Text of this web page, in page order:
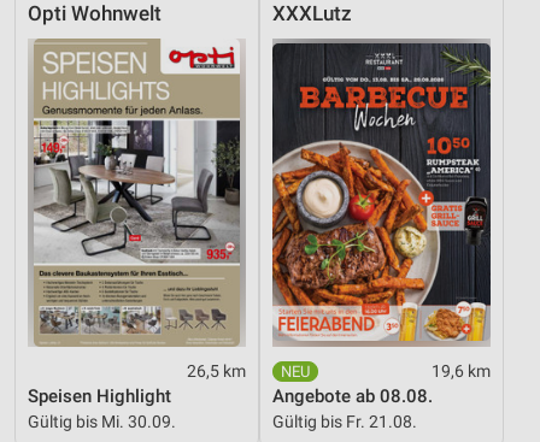
Opti Wohnwelt
26,5 km
Speisen Highlight
Gültig bis Mi. 30.09.
XXXLutz
19,6 km
Angebote ab 08.08.
Gültig bis Fr. 21.08.